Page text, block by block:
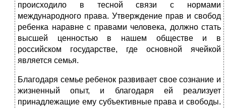
происходило в тесной связи с нормами
международного права. Утверждение прав и свобод
ребенка наравне с правами человека, должно стать
высшей ценностью в нашем обществе и в
российском государстве, где основной ячейкой
является семья.
Благодаря семье ребенок развивает свое сознание и
жизненный опыт, и благодаря ей реализует
принадлежащие ему субъективные права и свободы.